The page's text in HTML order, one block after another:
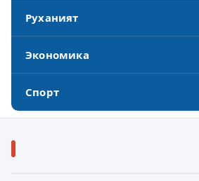
Руханият
Экономика
Спорт